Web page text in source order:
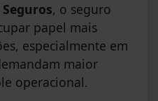
Seguros, o seguro
papel mais
especialmente em
maior
operacional.